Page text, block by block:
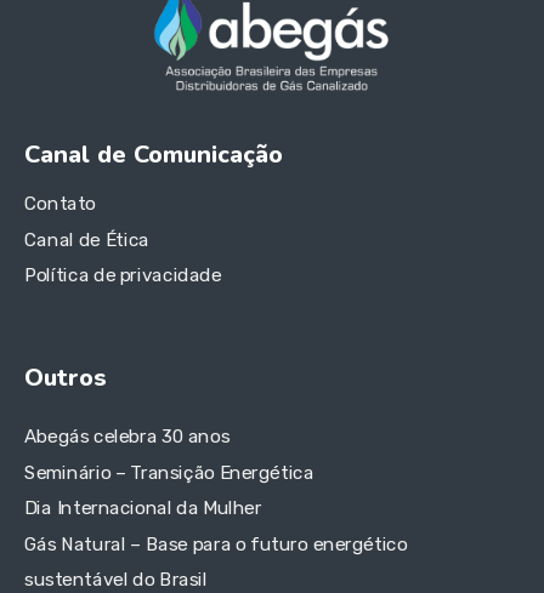
Canal de Comunicação
Contato
Canal de Ética
Política de privacidade
Outros
Abegás celebra 30 anos
Seminário – Transição Energética
Dia Internacional da Mulher
Gás Natural – Base para o futuro energético
sustentável do Brasil